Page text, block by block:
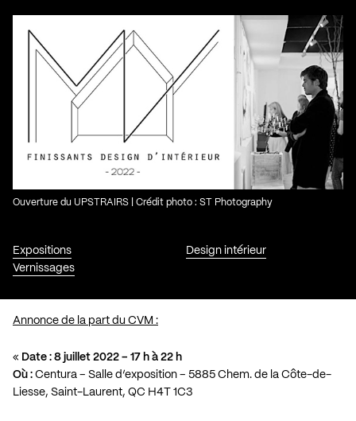
Expositions
Vernissages
Design intérieur
Ouverture du UPSTRAIRS | Crédit photo : ST Photography
Annonce de la part du CVM :
« Date : 8 juillet 2022 – 17 h à 22 h
Où : Centura – Salle d’exposition – 5885 Chem. de la Côte-de-
Liesse, Saint-Laurent, QC H4T 1C3